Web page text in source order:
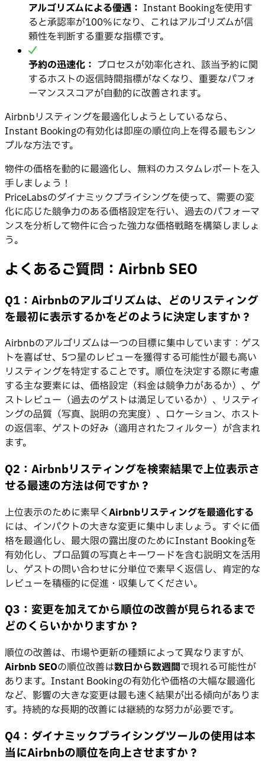
アルゴリズムによる優遇： Instant Bookingを使用す
ると承認率が100%になり、これはアルゴリズムが信
頼性を判断する重要な指標です。
予約の迅速化： プロセスが効率化され、該当予約に関
するホストの返信時間指標がなくなり、重要なパフォ
ーマンススコアが自動的に改善されます。
Airbnbリスティングを最適化しようとしているなら、
Instant Bookingの有効化は即座の順位向上を得る最もシン
プルな方法です。
物件の価格を動的に最適化し、無料のカスタムレポートを入
手しましょう！
PriceLabsのダイナミックプライシングを使って、需要の変
化に応じた競争力のある価格設定を行い、過去のパフォーマ
ンスを分析して物件に合った強力な価格戦略を構築しましょ
う。
よくあるご質問： Airbnb SEO
Q1：Airbnbのアルゴリズムは、どのリスティング
を最初に表示するかをどのように決定しますか？
Airbnbのアルゴリズムは一つの目標に集中しています：ゲス
トを喜ばせ、5つ星のレビューを獲得する可能性が最も高い
リスティングを特定することです。順位を決定する際に考慮
する主な要素には、価格設定（料金は競争力があるか）、ゲ
ストレビュー（過去のゲストは満足しているか）、リスティ
ングの品質（写真、説明の充実度）、ロケーション、ホスト
の返信率、ゲストの好み（適用されたフィルター）が含まれ
ます。
Q2：Airbnbリスティングを検索結果で上位表示さ
せる最速の方法は何ですか？
上位表示のために素早くAirbnbリスティングを最適化する
には、インパクトの大きな変更に集中しましょう。すぐに価
格を最適化し、最大限の露出度のためにInstant Bookingを
有効化し、プロ品質の写真とキーワードを含む説明文を活用
し、ゲストの問い合わせに分単位で素早く返信し、肯定的な
レビューを積極的に促進・収集してください。
Q3：変更を加えてから順位の改善が見られるまで
どのくらいかかりますか？
順位の改善は、市場や更新の種類によって異なりますが、
Airbnb SEOの順位改善は数日から数週間で現れる可能性が
あります。Instant Bookingの有効化や価格の大幅な最適化
など、影響の大きな変更は最も速く結果が出る傾向がありま
す。持続的な長期的改善には継続的な努力が必要です。
Q4：ダイナミックプライシングツールの使用は本
当にAirbnbの順位を向上させますか？